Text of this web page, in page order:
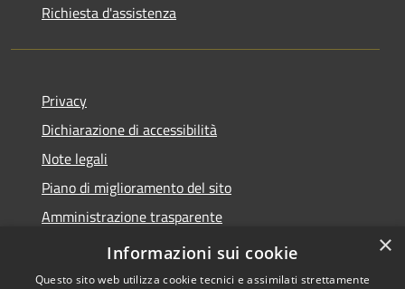
Richiesta d'assistenza
Privacy
Dichiarazione di accessibilità
Note legali
Piano di miglioramento del sito
Amministrazione trasparente
Albo Pretorio
×
Informazioni sui cookie
Questo sito web utilizza cookie tecnici e assimilati strettamente